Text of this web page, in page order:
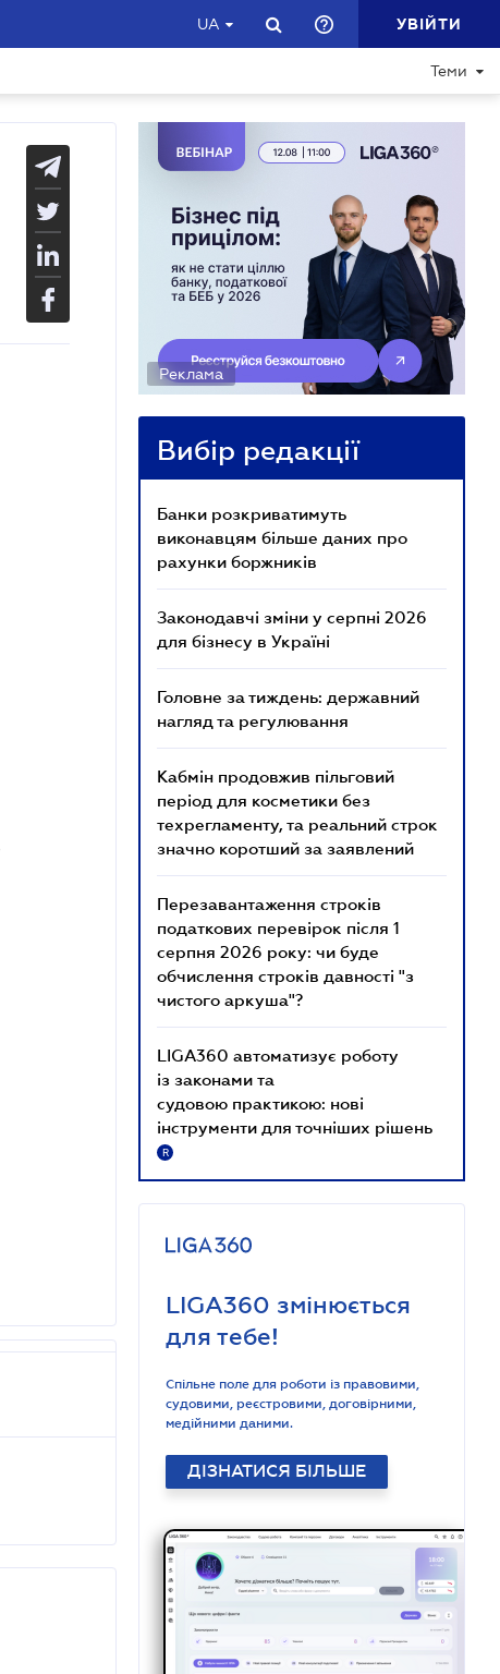
UA УВІЙТИ
Теми
Реклама
Вибір редакції
Банки розкриватимуть
виконавцям більше даних про
рахунки боржників
Законодавчі зміни у серпні 2026
для бізнесу в Україні
Головне за тиждень: державний
нагляд та регулювання
Кабмін продовжив пільговий
період для косметики без
техрегламенту, та реальний строк
значно коротший за заявлений
Перезавантаження строків
податкових перевірок після 1
серпня 2026 року: чи буде
обчислення строків давності "з
чистого аркуша"?
LIGA360 автоматизує роботу
із законами та
судовою практикою: нові
інструменти для точніших рішень
R
LIGA360 змінюється
для тебе!
Спільне поле для роботи із правовими,
судовими, реєстровими, договірними,
медійними даними.
ДІЗНАТИСЯ БІЛЬШЕ